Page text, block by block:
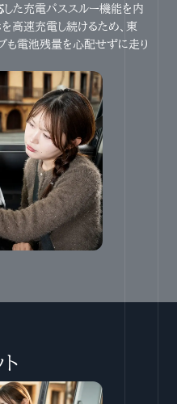
した充電パススルー機能を内
高速充電し続けるため、東
も電池残量を心配せずに走り